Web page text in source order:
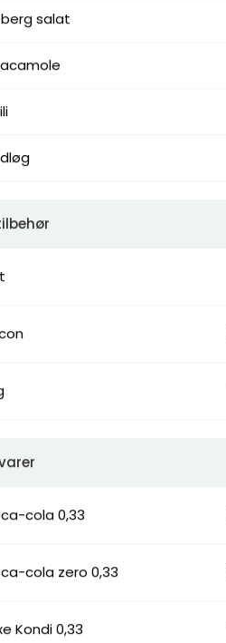
salat
cola 0,33
cola zero 0,33
Kondi 0,33